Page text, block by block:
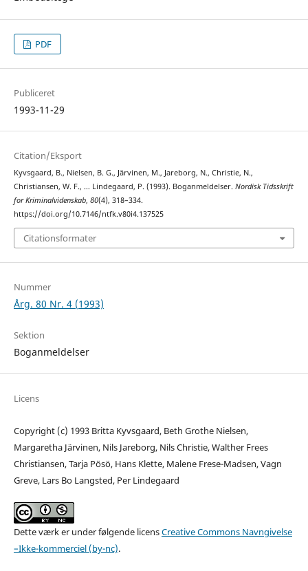
PDF
Publiceret
1993-11-29
Citation/Eksport
Kyvsgaard, B., Nielsen, B. G., Järvinen, M., Jareborg, N., Christie, N.,
Christiansen, W. F., … Lindegaard, P. (1993). Boganmeldelser. Nordisk Tidsskrift
for Kriminalvidenskab, 80(4), 318–334.
https://doi.org/10.7146/ntfk.v80i4.137525
Citationsformater
Nummer
Årg. 80 Nr. 4 (1993)
Sektion
Boganmeldelser
Licens
Copyright (c) 1993 Britta Kyvsgaard, Beth Grothe Nielsen,
Margaretha Järvinen, Nils Jareborg, Nils Christie, Walther Frees
Christiansen, Tarja Pösö, Hans Klette, Malene Frese-Madsen, Vagn
Greve, Lars Bo Langsted, Per Lindegaard
Dette værk er under følgende licensCreative Commons Navngivelse
–Ikke-kommerciel (by-nc).